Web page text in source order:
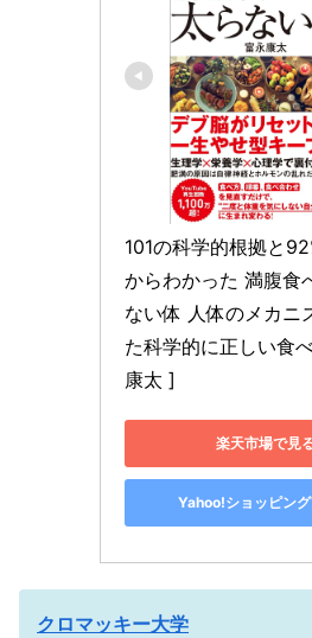
101の科学的根拠と
からわかった 満腹食
ない体 人体のメカニ
た科学的に正しい食
康太 ]
楽天市場で見
Yahoo!ショッピン
クロマッキー大学